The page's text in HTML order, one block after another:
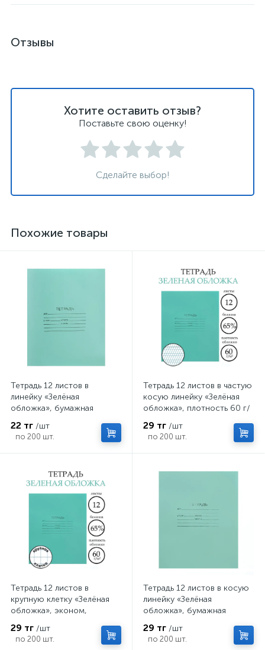
Отзывы
Хотите оставить отзыв?
Поставьте свою оценку!
Сделайте выбор!
Похожие товары
Тетрадь 12 листов в
линейку «Зелёная
обложка», бумажная
г/м², серые листы
22 тг /шт
по 200 шт.
Тетрадь 12 листов в частую
косую линейку «Зелёная
обложка», плотность 60 г/
29 тг /шт
по 200 шт.
Тетрадь 12 листов в
крупную клетку «Зелёная
обложка», эконом,
29 тг /шт
по 200 шт.
Тетрадь 12 листов в косую
линейку «Зелёная
обложка», бумажная
плотность 58-63 г/м²
29 тг /шт
по 200 шт.